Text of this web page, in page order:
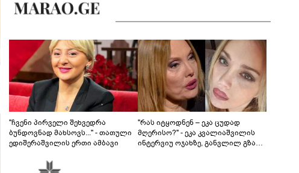
მოწოდებაზე... წლობით
მიმდინარეობდა საქმის
"ჩვენი პირველი შეხვედრა
ბუნდოვნად მახსოვს..." - თათული
ედიშერაშვილის ერთი ამბავი
"რას იტყოდნენ – ეკა ცუდად
მღერისო?" - ეკა კვალიაშვილის
ინტერვიუ ოჯახზე, განვლილ გზასა